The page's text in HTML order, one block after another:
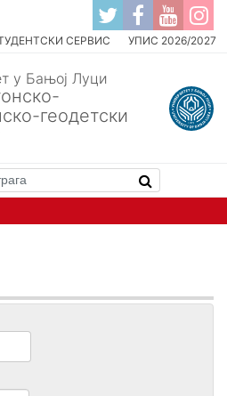
СЕРВИС УПИС 2026/2027
у Бањој Луци
геодетски